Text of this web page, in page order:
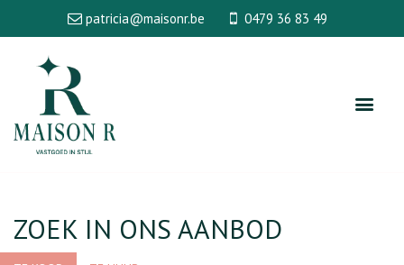
patricia@maisonr.be 0479 36 83 49
ZOEK IN ONS AANBOD